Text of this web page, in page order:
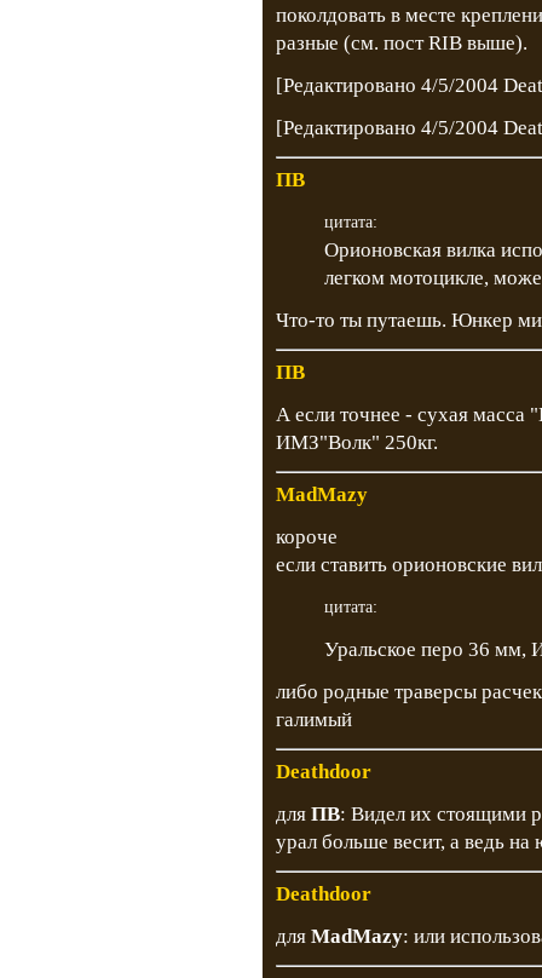
поколдовать в месте
разные (см. пост RIB выше).
[Редактировано 4/5/2004
[Редактировано 4/5/2004
ПВ
цитата:
Орионовская вилка
легком мотоцикле,
Что-то ты путаешь. Юнкер
ПВ
А если точнее - сухая масса
ИМЗ"Волк" 250кг.
MadMazy
короче
если ставить орионовские
цитата:
Уральское перо 36 мм,
либо родные траверсы
галимый
Deathdoor
для ПВ: Видел их стоящими
урал больше весит, а ведь
Deathdoor
для MadMazy: или